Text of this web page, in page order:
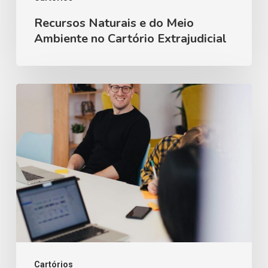
Recursos Naturais e do Meio
Ambiente no Cartório Extrajudicial
Cartórios
extraordinário